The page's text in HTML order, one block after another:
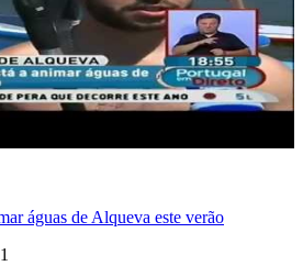
águas de Alqueva este verão